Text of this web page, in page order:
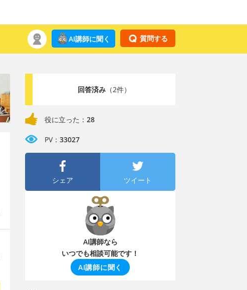
質問する
AI講師に聞く
回答済み（2件）
役に立った： 28
PV： 33027
シェア ツイート
AI講師なら
いつでも相談可能です！
AI講師に聞く